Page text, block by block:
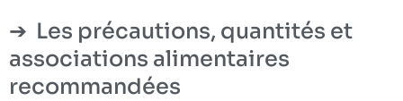
Les précautions, quantités et
associations alimentaires
recommandées